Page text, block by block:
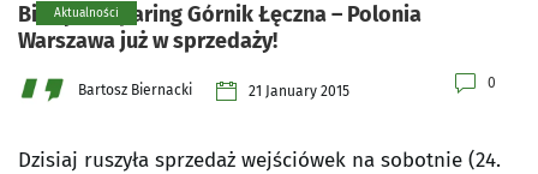
Aktualności
Bilety na sparing Górnik Łęczna – Polonia
Warszawa już w sprzedaży!
Bartosz Biernacki 21 January 2015 0
Dzisiaj ruszyła sprzedaż wejściówek na sobotnie (24.